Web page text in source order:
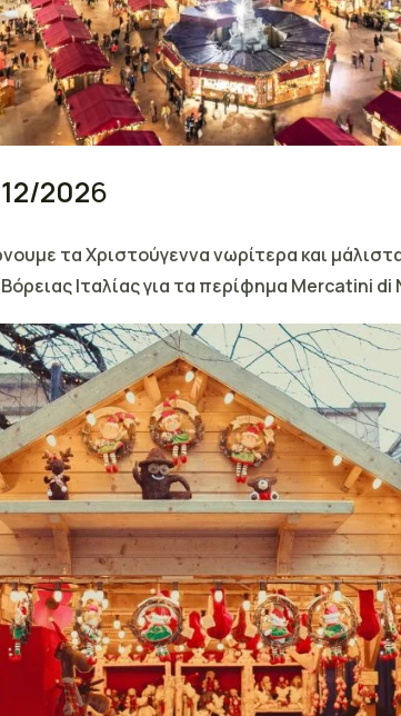
2026
τα Χριστούγεννα νωρίτερα και
Ιταλίας για τα περίφημα Mercatini di